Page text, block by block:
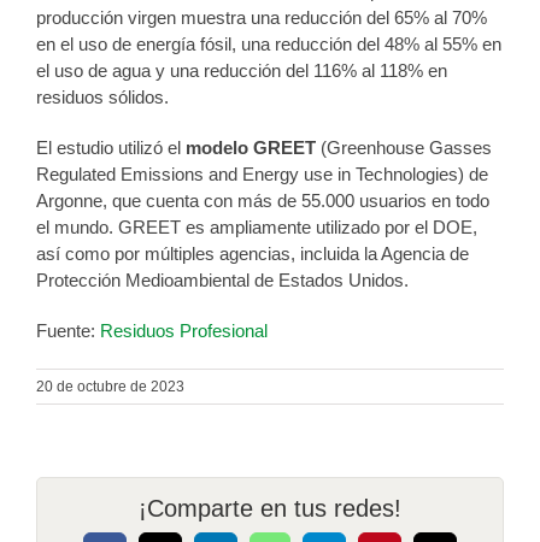
producción virgen muestra una reducción del 65% al 70%
en el uso de energía fósil, una reducción del 48% al 55% en
el uso de agua y una reducción del 116% al 118% en
residuos sólidos.
El estudio utilizó el modelo GREET (Greenhouse Gasses
Regulated Emissions and Energy use in Technologies) de
Argonne, que cuenta con más de 55.000 usuarios en todo
el mundo. GREET es ampliamente utilizado por el DOE,
así como por múltiples agencias, incluida la Agencia de
Protección Medioambiental de Estados Unidos.
Fuente: Residuos Profesional
20 de octubre de 2023
¡Comparte en tus redes!